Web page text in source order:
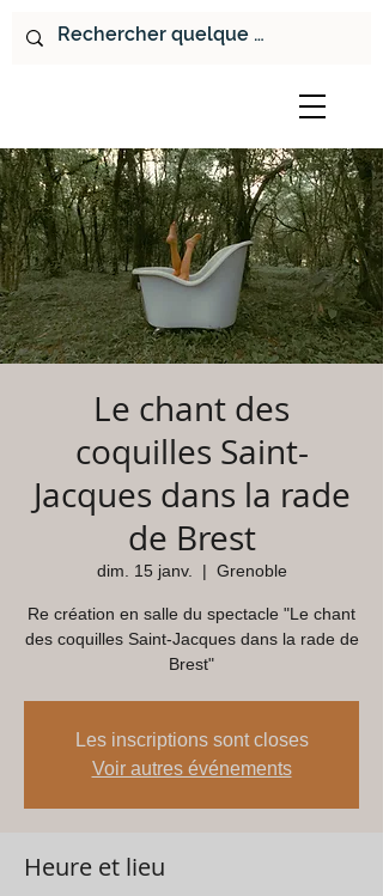
Le chant des
coquilles Saint-
Jacques dans la rade
de Brest
dim. 15 janv.
  |
Grenoble
Re création en salle du spectacle "Le chant
des coquilles Saint-Jacques dans la rade de
Brest"
Les inscriptions sont closes
Voir autres événements
Heure et lieu